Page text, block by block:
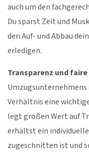
auch um den
Du sparst Zeit und
den Auf- und Abbau
erledigen.
Transparenz und
Verhältnis eine
legt großen Wert auf
erhältst ein
zugeschnitten ist und